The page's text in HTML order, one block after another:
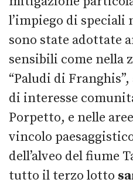
l’impiego di speciali
sono state adottate
sensibili come nella
“Paludi di
di interesse
Porpetto, e nelle
vincolo
dell’alveo del fiume
tutto il terzo lotto